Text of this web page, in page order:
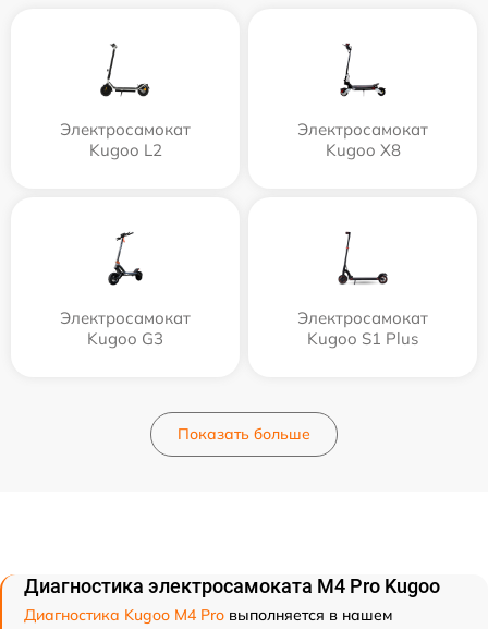
Электросамокат
Kugoo L2
Электросамокат
Kugoo X8
Электросамокат
Kugoo G3
Электросамокат
Kugoo S1 Plus
Показать больше
Диагностика электросамоката M4 Pro Kugoo
Диагностика Kugoo M4 Pro выполняется в нашем